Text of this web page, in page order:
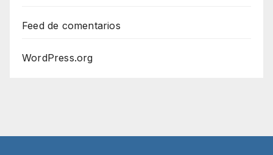
Feed de comentarios
WordPress.org